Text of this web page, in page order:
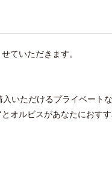
ていただきます。
いただけるプライベートな
オルビスがあなたにお